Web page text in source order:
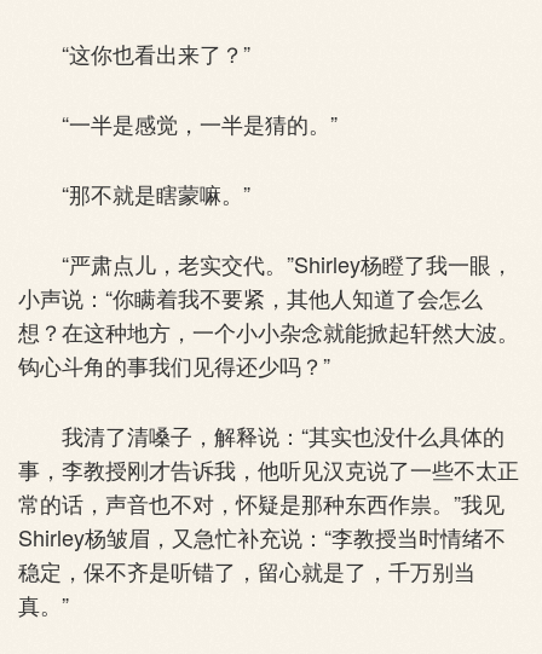
“这你也看出来了？”
“一半是感觉，一半是猜的。”
“那不就是瞎蒙嘛。”
“严肃点儿，老实交代。”Shirley杨瞪了我一眼，
小声说：“你瞒着我不要紧，其他人知道了会怎么
想？在这种地方，一个小小杂念就能掀起轩然大波。
钩心斗角的事我们见得还少吗？”
我清了清嗓子，解释说：“其实也没什么具体的
事，李教授刚才告诉我，他听见汉克说了一些不太正
常的话，声音也不对，怀疑是那种东西作祟。”我见
Shirley杨皱眉，又急忙补充说：“李教授当时情绪不
稳定，保不齐是听错了，留心就是了，千万别当
真。”